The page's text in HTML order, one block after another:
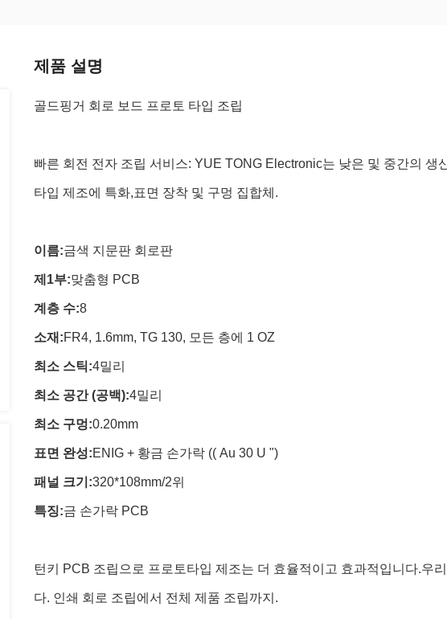
제품 설명
골드핑거 회로 보드 프로토 타입 조립
빠른 회전 전자 조립 서비스: YUE TONG Electronic는 낮은 및 중간의 생
타입 제조에 특화,표면 장착 및 구멍 집합체.
이름:금색 지문판 회로판
제1부:맞춤형 PCB
계층 수:8
소재:FR4, 1.6mm, TG 130, 모든 층에 1 OZ
최소 스틱:4밀리
최소 공간 (공백):4밀리
최소 구멍:0.20mm
표면 완성:ENIG + 황금 손가락 (( Au 30 U ")
패널 크기:320*108mm/2위
특징:금 손가락 PCB
턴키 PCB 조립으로 프로토타입 제조는 더 효율적이고 효과적입니다.우
다. 인쇄 회로 조립에서 전체 제품 조립까지.